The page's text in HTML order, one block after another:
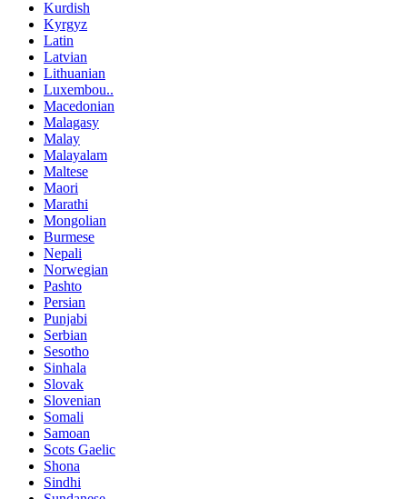
Kurdish
Kyrgyz
Latin
Latvian
Lithuanian
Luxembou..
Macedonian
Malagasy
Malay
Malayalam
Maltese
Maori
Marathi
Mongolian
Burmese
Nepali
Norwegian
Pashto
Persian
Punjabi
Serbian
Sesotho
Sinhala
Slovak
Slovenian
Somali
Samoan
Scots Gaelic
Shona
Sindhi